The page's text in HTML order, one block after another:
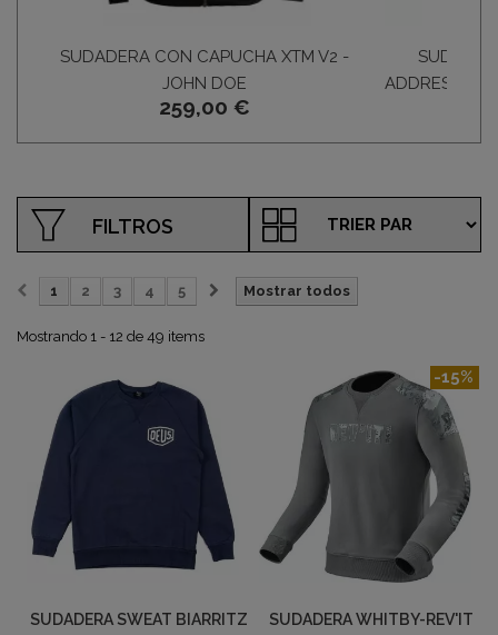
SUDADERA CON CAPUCHA XTM V2 -
JOHN DOE
259,00 €
ADDRESS
FILTROS
Mostrar todos
1 2 3 4 5
Mostrando 1 - 12 de 49 items
SUDADERA SWEAT BIARRITZ
SUDADERA WHITBY-REV'IT
-15%